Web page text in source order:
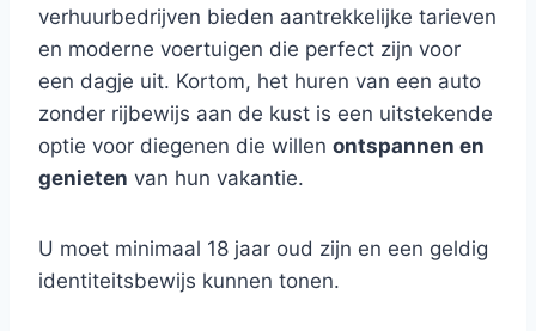
verhuurbedrijven bieden aantrekkelijke tarieven
en moderne voertuigen die perfect zijn voor
een dagje uit. Kortom, het huren van een auto
zonder rijbewijs aan de kust is een uitstekende
optie voor diegenen die willen ontspannen en
genieten van hun vakantie.
U moet minimaal 18 jaar oud zijn en een geldig
identiteitsbewijs kunnen tonen.